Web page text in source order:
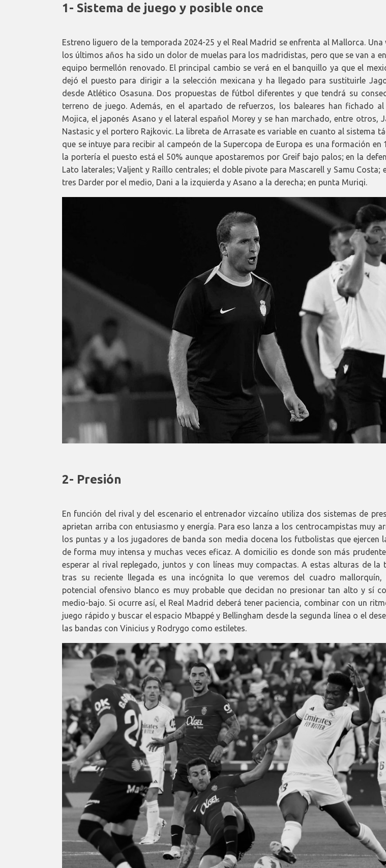
1- Sistema de juego y posible once
Estreno liguero de la temporada 2024-25 y el Real Madrid se enfrenta al Mallorca. Una
los últimos años ha sido un dolor de muelas para los madridistas, pero que se van a
equipo bermellón renovado. El principal cambio se verá en el banquillo ya que el
dejó el puesto para dirigir a la selección mexicana y ha llegado para sustituirle
desde Atlético Osasuna. Dos propuestas de fútbol diferentes y que tendrá su
terreno de juego. Además, en el apartado de refuerzos, los baleares han fichado
Mojica, el japonés Asano y el lateral español Morey y se han marchado, entre otros,
Nastasic y el portero Rajkovic. La libreta de Arrasate es variable en cuanto al sistema
que se intuye para recibir al campeón de la Supercopa de Europa es una formación en
la portería el puesto está el 50% aunque apostaremos por Greif bajo palos; en la
Lato laterales; Valjent y Raíllo centrales; el doble pivote para Mascarell y Samu Costa;
tres Darder por el medio, Dani a la izquierda y Asano a la derecha; en punta Muriqi.
2- Presión
En función del rival y del escenario el entrenador vizcaíno utiliza dos sistemas de
aprietan arriba con entusiasmo y energía. Para eso lanza a los centrocampistas muy
los puntas y a los jugadores de banda son media docena los futbolistas que ejercen
de forma muy intensa y muchas veces eficaz. A domicilio es donde son más
esperar al rival replegado, juntos y con líneas muy compactas. A estas alturas de la
tras su reciente llegada es una incógnita lo que veremos del cuadro
potencial ofensivo blanco es muy probable que decidan no presionar tan alto y sí
medio-bajo. Si ocurre así, el Real Madrid deberá tener paciencia, combinar con un
juego rápido y buscar el espacio Mbappé y Bellingham desde la segunda línea o el
las bandas con Vinicius y Rodrygo como estiletes.